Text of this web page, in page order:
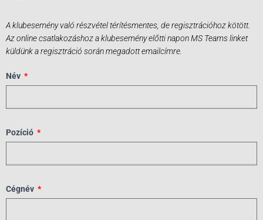
A klubesemény való részvétel térítésmentes, de regisztrációhoz kötött.
Az online csatlakozáshoz a klubesemény előtti napon MS Teams linket
küldünk a regisztráció során megadott emailcímre.
Név
Pozíció
Cégnév